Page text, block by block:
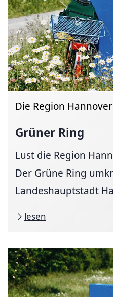
Die Region
Grüner Ring
Lust die Region
Der Grüne Ring
Landeshauptstadt
lesen